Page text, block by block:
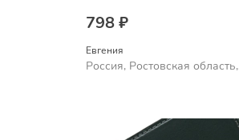
798 ₽
Евгения
Россия, Ростовская область,